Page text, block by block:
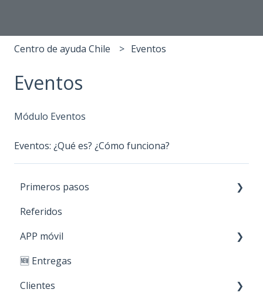
Centro de ayuda Chile Eventos
Eventos
Módulo Eventos
Eventos: ¿Qué es? ¿Cómo funciona?
Primeros pasos
Paso 1: Nuevos productos
Paso 2: Carga de stock
Paso 3: Crear clientes
Paso 4: Realizar ventas
Referidos
APP móvil
Primeros Pasos
🆕 Entregas
Clientes